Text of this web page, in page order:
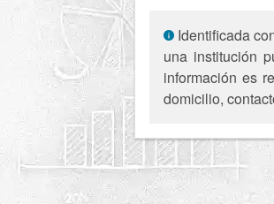
Identificada
una institución
información es
domicilio,